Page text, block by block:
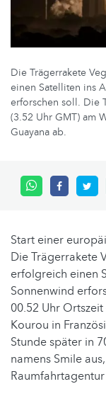
Die Trägerrakete
einen Satelliten ins
erforschen soll. Die
(3.52 Uhr GMT) am
Guayana ab.
Start einer
Die Trägerrakete
erfolgreich einen
Sonnenwind
00.52 Uhr
Kourou in
Stunde später in
namens Smile